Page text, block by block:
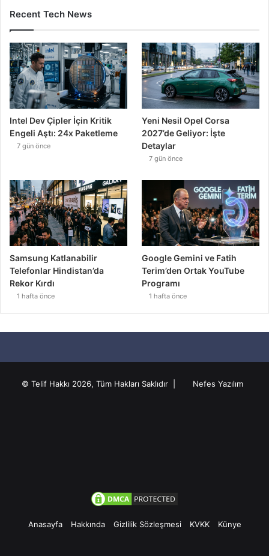
Recent Tech News
Intel Dev Çipler İçin Kritik
Engeli Aştı: 24x Paketleme
7 gün önce
Yeni Nesil Opel Corsa
2027’de Geliyor: İşte
Detaylar
7 gün önce
Samsung Katlanabilir
Telefonlar Hindistan’da
Rekor Kırdı
1 hafta önce
Google Gemini ve Fatih
Terim’den Ortak YouTube
Programı
1 hafta önce
© Telif Hakkı 2026, Tüm Hakları Saklıdır | Nefes Yazılım
Anasayfa Hakkında Gizlilik Sözleşmesi KVKK Künye